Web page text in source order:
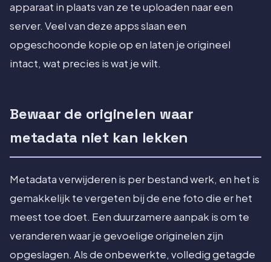
apparaat in plaats van ze te uploaden naar een
server. Veel van deze apps slaan een
opgeschoonde kopie op en laten je origineel
intact, wat precies is wat je wilt.
Bewaar de originelen waar
metadata niet kan lekken
Metadata verwijderen is per bestand werk, en het is
gemakkelijk te vergeten bij de ene foto die er het
meest toe doet. Een duurzamere aanpak is om te
veranderen waar je gevoelige originelen zijn
opgeslagen. Als de onbewerkte, volledig getagde